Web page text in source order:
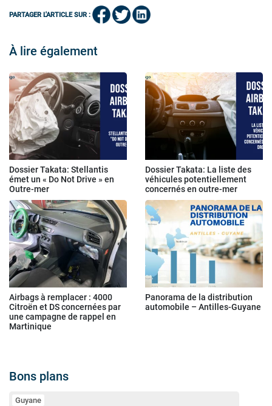
PARTAGER L'ARTICLE SUR :
À lire également
Dossier Takata: Stellantis
émet un « Do Not Drive » en
Outre-mer
Dossier Takata: La liste des
véhicules potentiellement
concernés en outre-mer
Airbags à remplacer : 4000
Citroën et DS concernées par
une campagne de rappel en
Martinique
Panorama de la distribution
automobile – Antilles-Guyane
Bons plans
Guyane